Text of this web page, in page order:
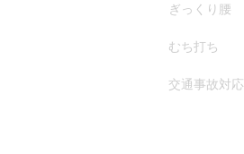
ぎっくり腰
むち打ち
交通事故対応